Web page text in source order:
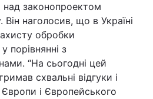
законопроектом
наголосив, що в Україні
обробки
порівнянні з
“На сьогодні цей
схвальні відгуки і
і Європейського